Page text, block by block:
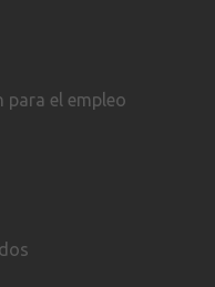
para el empleo